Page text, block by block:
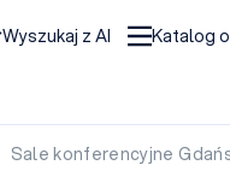
Wyszukaj z AI Katalog
Sale konferencyjne